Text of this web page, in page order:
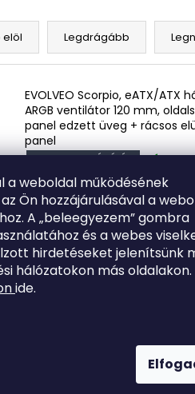
a weboldal működésének
Ön hozzájárulásával a
A „beleegyezem” gombra
és a webes
hirdetéseket jelenítsünk
hálózatokon más oldalakon.
ide.
elöl Legdrágább
EVOLVEO Scorpio, eATX/ATX
ARGB ventilátor 120 mm,
panel edzett üveg + rácsos
panel
INGYENES SZÁLLÍTÁS
Kód:SCORPIO-BK-4
ATX, eATX, mATX, ITX Hálós
panel ARGB 120 mm-es
4x Infinity Mirror Fan Edzett
oldalfalak Két porszűrő VGA
mm CPU max. 180 mm 4x
EVOLVEO Rhino, eATX/ATX ház,